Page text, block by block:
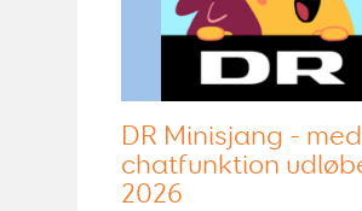
DR Minisjang - med
chatfunktion
2026